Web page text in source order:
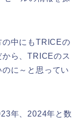
の中にもTRICEの
ら、TRICEのス
に～と思ってい
年、2024年と数